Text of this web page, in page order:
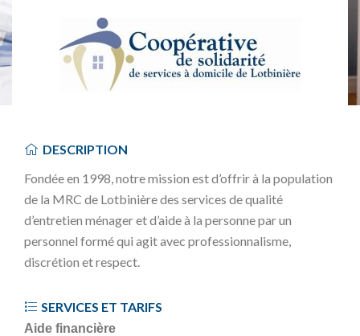
DESCRIPTION
Fondée en 1998, notre mission est d’offrir à la population
de la MRC de Lotbinière des services de qualité
d’entretien ménager et d’aide à la personne par un
personnel formé qui agit avec professionnalisme,
discrétion et respect.
SERVICES ET TARIFS
Aide financière